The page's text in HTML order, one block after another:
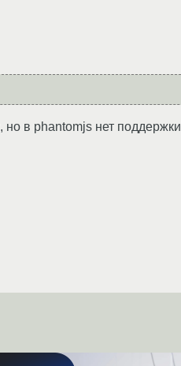
в phantomjs нет